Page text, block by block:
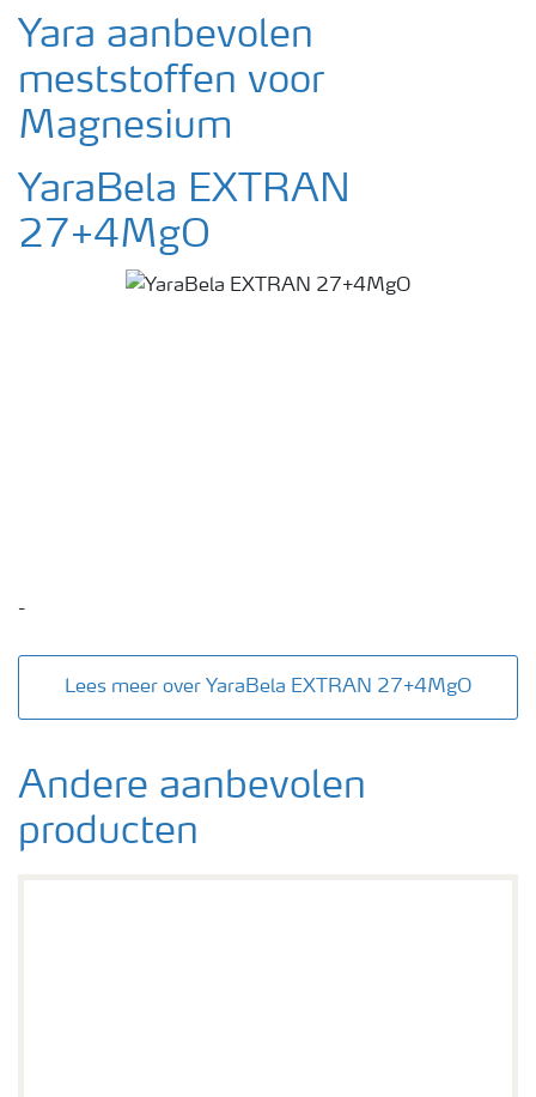
Yara aanbevolen
meststoffen voor
Magnesium
YaraBela EXTRAN
27+4MgO
-
Lees meer over YaraBela EXTRAN 27+4MgO
Andere aanbevolen
producten